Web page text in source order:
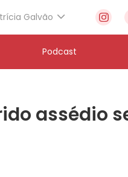
Galvão
Podcast
assédio